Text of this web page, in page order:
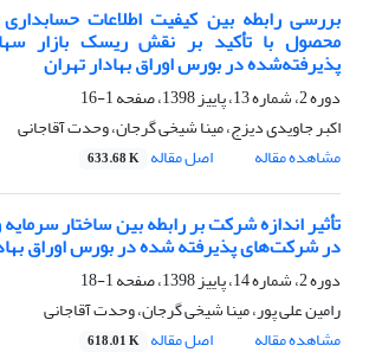
بررسی رابطه بین کیفیت اطلاعات
محصول با تأکید بر نقش ریسک بازار
پذیرفته‌شده در بورس اوراق بهادار تهران
دوره 2، شماره 13، پاییز 1398، صفحه
1-16
اکبر جاویدی دیزج، مینا شیخی گرجان، وحدت آقاجانی
مشاهده مقاله
اصل مقاله 633.68 K
تأثیر اندازه شرکت بر رابطه بین ساختار
در شرکت‌های پذیرفته ‌شده در بورس اوراق
دوره 2، شماره 14، پاییز 1398، صفحه
1-18
رامین علی پور، مینا شیخی گرجان، وحدت آقاجانی
مشاهده مقاله
اصل مقاله 618.01 K